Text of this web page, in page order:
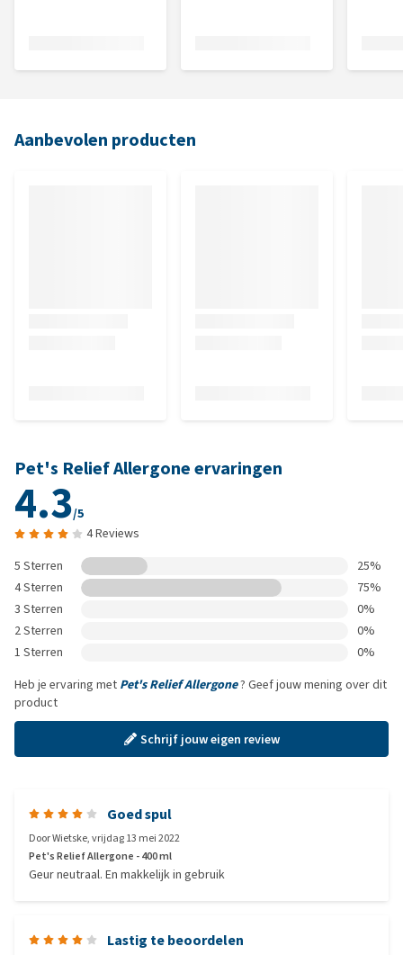
Aanbevolen producten
Pet's Relief Allergone ervaringen
4.3/5
4 Reviews
5 Sterren
25%
4 Sterren
75%
3 Sterren
0%
2 Sterren
0%
1 Sterren
0%
Heb je ervaring met Pet's Relief Allergone? Geef jouw mening over dit
product
Schrijf jouw eigen review
Goed spul
DoorWietske,vrijdag 13 mei 2022
Pet's Relief Allergone - 400 ml
Geur neutraal. En makkelijk in gebruik
Lastig te beoordelen